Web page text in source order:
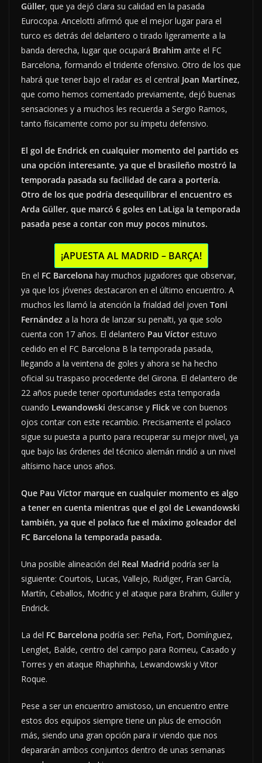
Güller, que ya dejó clara su calidad en la pasada
Eurocopa. Ancelotti afirmó que el mejor lugar para el
turco es detrás del delantero o tirado ligeramente a la
banda derecha, lugar que ocupará Brahim ante el FC
Barcelona, formando el tridente ofensivo. Otro de los que
habrá que tener bajo el radar es el central Joan Martínez,
que como hemos comentado previamente, dejó buenas
sensaciones y a muchos les recuerda a Sergio Ramos,
tanto físicamente como por su ímpetu defensivo.
El gol de Endrick en cualquier momento del partido es
una opción interesante, ya que el brasileño mostró la
temporada pasada su facilidad de cara a portería.
Otro de los que podría desequilibrar el encuentro es
Arda Güller, que marcó 6 goles en LaLiga la temporada
pasada pese a contar con muy pocos minutos.
¡APUESTA AL MADRID – BARÇA!
En el FC Barcelona hay muchos jugadores que observar,
ya que los jóvenes destacaron en el último encuentro. A
muchos les llamó la atención la frialdad del joven Toni
Fernández a la hora de lanzar su penalti, ya que solo
cuenta con 17 años. El delantero Pau Víctor estuvo
cedido en el FC Barcelona B la temporada pasada,
llegando a la veintena de goles y ahora se ha hecho
oficial su traspaso procedente del Girona. El delantero de
22 años puede tener oportunidades esta temporada
cuando Lewandowski descanse y Flick ve con buenos
ojos contar con este recambio. Precisamente el polaco
sigue su puesta a punto para recuperar su mejor nivel, ya
que bajo las órdenes del técnico alemán rindió a un nivel
altísimo hace unos años.
Que Pau Víctor marque en cualquier momento es algo
a tener en cuenta mientras que el gol de Lewandowski
también, ya que el polaco fue el máximo goleador del
FC Barcelona la temporada pasada.
Una posible alineación del Real Madrid podría ser la
siguiente: Courtois, Lucas, Vallejo, Rüdiger, Fran García,
Martín, Ceballos, Modric y el ataque para Brahim, Güller y
Endrick.
La del FC Barcelona podría ser: Peña, Fort, Domínguez,
Lenglet, Balde, centro del campo para Romeu, Casado y
Torres y en ataque Rhaphinha, Lewandowski y Vitor
Roque.
Pese a ser un encuentro amistoso, un encuentro entre
estos dos equipos siempre tiene un plus de emoción
más, siendo una gran opción para ir viendo que nos
depararán ambos conjuntos dentro de unas semanas